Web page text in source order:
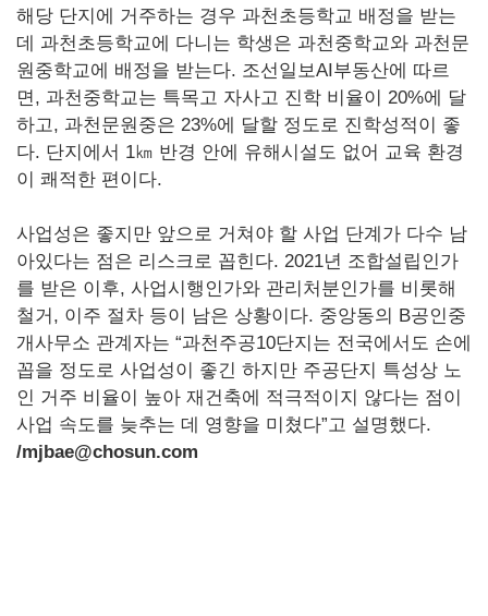
해당 단지에 거주하는 경우 과천초등학교 배정을 받는
데 과천초등학교에 다니는 학생은 과천중학교와 과천문
원중학교에 배정을 받는다. 조선일보AI부동산에 따르
면, 과천중학교는 특목고 자사고 진학 비율이 20%에 달
하고, 과천문원중은 23%에 달할 정도로 진학성적이 좋
다. 단지에서 1㎞ 반경 안에 유해시설도 없어 교육 환경
이 쾌적한 편이다.
사업성은 좋지만 앞으로 거쳐야 할 사업 단계가 다수 남
아있다는 점은 리스크로 꼽힌다. 2021년 조합설립인가
를 받은 이후, 사업시행인가와 관리처분인가를 비롯해
철거, 이주 절차 등이 남은 상황이다. 중앙동의 B공인중
개사무소 관계자는 “과천주공10단지는 전국에서도 손에
꼽을 정도로 사업성이 좋긴 하지만 주공단지 특성상 노
인 거주 비율이 높아 재건축에 적극적이지 않다는 점이
사업 속도를 늦추는 데 영향을 미쳤다”고 설명했다.
/mjbae@chosun.com